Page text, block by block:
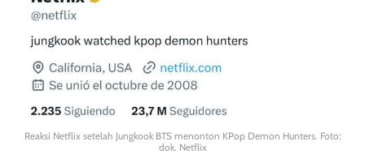
Reaksi Netflix setelah Jungkook BTS menonton KPop Demon Hunters. Foto:
dok. Netflix